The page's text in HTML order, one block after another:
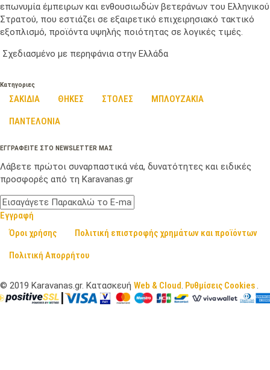
επωνυμία έμπειρων και ενθουσιωδών βετεράνων του Ελληνικού
Στρατού, που εστιάζει σε εξαιρετικό επιχειρησιακό τακτικό
εξοπλισμό, προϊόντα υψηλής ποιότητας σε λογικές τιμές.
Σχεδιασμένο με περηφάνια στην Ελλάδα
Κατηγοριες
ΣΑΚΙΔΙΑ ΘΗΚΕΣ ΣΤΟΛΕΣ ΜΠΛΟΥΖΑΚΙΑ
ΠΑΝΤΕΛΟΝΙΑ
ΕΓΓΡΑΦΕΙΤΕ ΣΤΟ NEWSLETTER ΜΑΣ
Λάβετε πρώτοι συναρπαστικά νέα, δυνατότητες και ειδικές
προσφορές από τη Karavanas.gr
Εγγραφή
Όροι χρήσης
Πολιτική επιστροφής χρημάτων και προϊόντων
Πολιτική Απορρήτου
© 2019 Karavanas.gr. Κατασκευή Web & Cloud Ρυθμίσεις Cookies